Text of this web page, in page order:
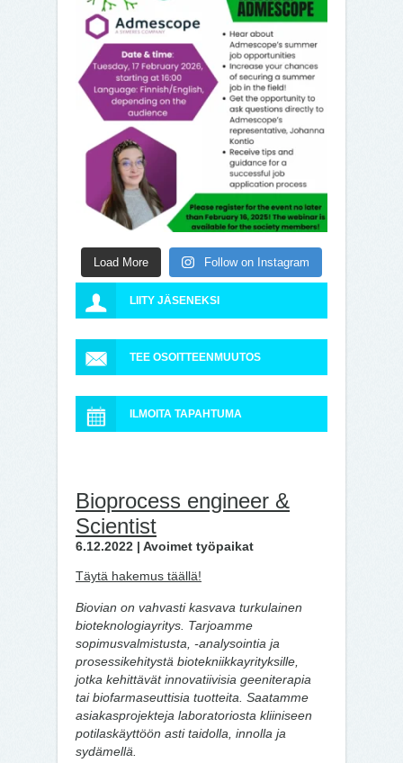
Load More Follow on Instagram
LIITY JÄSENEKSI
TEE OSOITTEENMUUTOS
ILMOITA TAPAHTUMA
Bioprocess engineer &
Scientist
6.12.2022 | Avoimet työpaikat
Täytä hakemus täällä!
Biovian on vahvasti kasvava turkulainen
bioteknologiayritys. Tarjoamme
sopimusvalmistusta, -analysointia ja
prosessikehitystä biotekniikkayrityksille,
jotka kehittävät innovatiivisia geeniterapia
tai biofarmaseuttisia tuotteita. Saatamme
asiakasprojekteja laboratoriosta kliiniseen
potilaskäyttöön asti taidolla, innolla ja
sydämellä.